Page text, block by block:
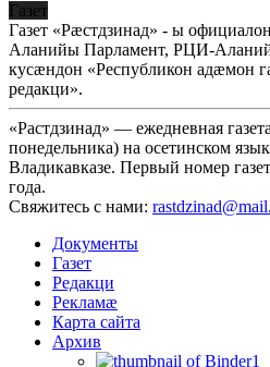
Газет
Газет «Рæстдзинад» - ы
Аланийы Парламент, РЦИ-
кусæндон «Республикон адæмон
редакци».
«Растдзинад» — ежедневная
понедельника) на осетинском
Владикавказе. Первый номер
года.
Свяжитесь с нами:
Документы
Газет
Редакци
Рекламæ
Карта сайта
Архив